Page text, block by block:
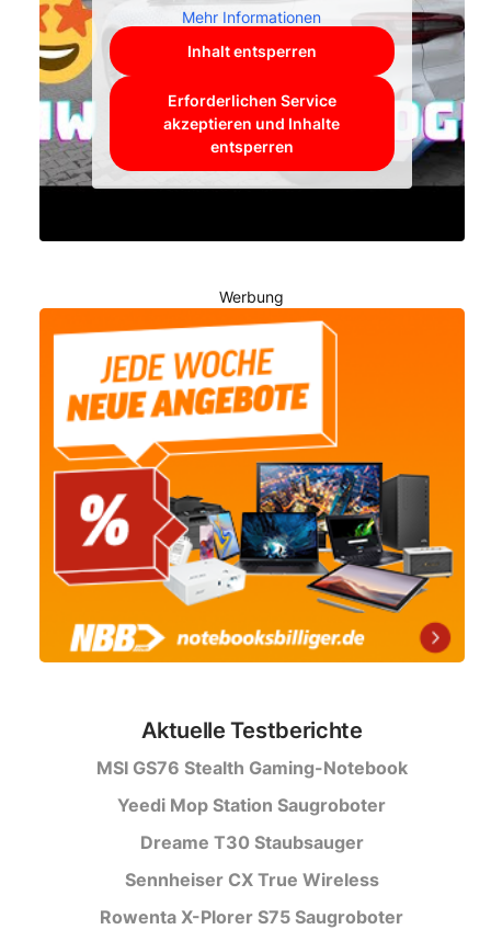
Mehr Informationen
Inhalt entsperren
Erforderlichen Service
akzeptieren und Inhalte
entsperren
Werbung
Aktuelle Testberichte
MSI GS76 Stealth Gaming-Notebook
Yeedi Mop Station Saugroboter
Dreame T30 Staubsauger
Sennheiser CX True Wireless
Rowenta X-Plorer S75 Saugroboter